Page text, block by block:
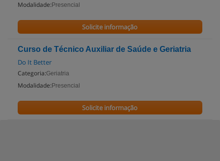
Modalidade: Presencial
Solicite informação
Curso de Técnico Auxiliar de Saúde e Geriatria
Do It Better
Categoria:Geriatria
Modalidade: Presencial
Solicite informação